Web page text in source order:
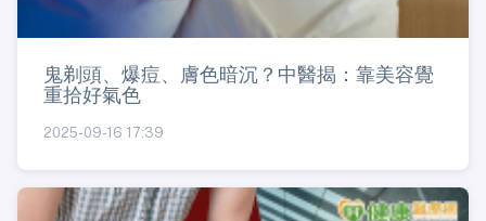
鬼剃頭、爆痘、膚色暗沉？中醫揭：靠美容覺
重拾好氣色
2025-09-16 17:39